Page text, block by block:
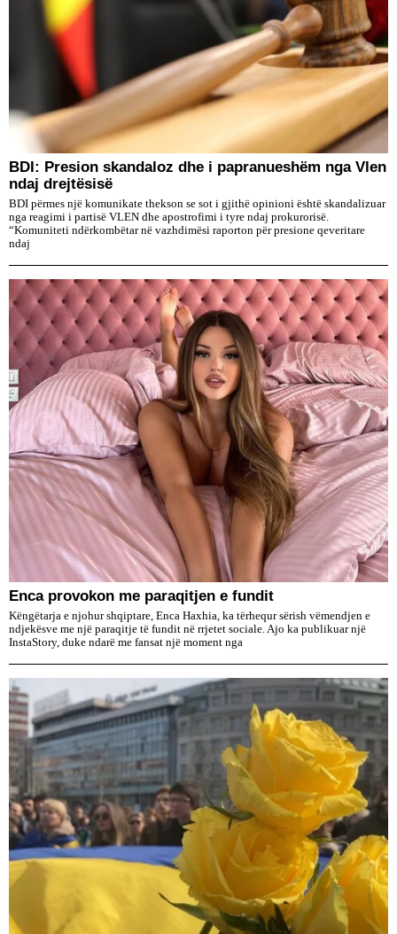
BDI: Presion skandaloz dhe i papranueshëm nga Vlen
ndaj drejtësisë
BDI përmes një komunikate thekson se sot i gjithë opinioni është skandalizuar
nga reagimi i partisë VLEN dhe apostrofimi i tyre ndaj prokurorisë.
“Komuniteti ndërkombëtar në vazhdimësi raporton për presione qeveritare
ndaj
Enca provokon me paraqitjen e fundit
Këngëtarja e njohur shqiptare, Enca Haxhia, ka tërhequr sërish vëmendjen e
ndjekësve me një paraqitje të fundit në rrjetet sociale. Ajo ka publikuar një
InstaStory, duke ndarë me fansat një moment nga